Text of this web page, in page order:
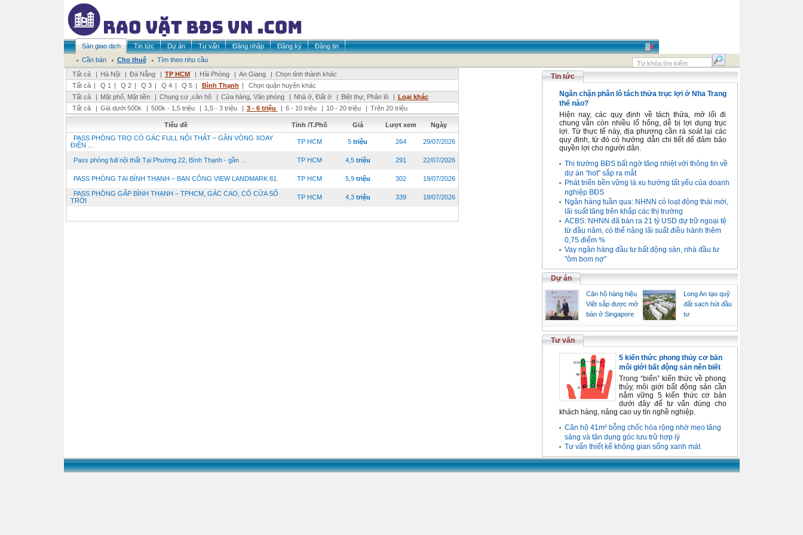
Sàn giao dịch Tin tức Dự án Tư vấn Đăng nhập Đăng ký
Đăng tin
Cần bán
Cho thuê
Tìm theo nhu cầu
Tất cả
| Hà Nội | Đà Nẵng | TP HCM | Hải Phòng | An Giang | Chọn tỉnh thành khác
Tất cả | Q 1 | Q 2 | Q 3 | Q 4 | Q 5 | Bình Thạnh |
Chọn quận huyện khác
Tất cả
| Mặt phố, Mặt tiền | Chung cư ,căn hộ | Cửa hàng, Văn phòng | Nhà ở, Đất ở | Biệt thự, Phân lô | Loại khác
Tất cả
| Giá dưới 500k | 500k - 1,5 triệu | 1,5 - 3 triệu | 3 - 6 triệu | 6 - 10 triệu | 10 - 20 triệu | Trên 20 triệu
Tiêu đề Tỉnh /T.Phố Giá Lượt xem
Ngày
PASS PHÒNG TRỌ CÓ GÁC FULL NỘI THẤT – GẦN VÒNG XOAY
ĐIỆN ...
TP HCM 5 triệu 264 29/07/2026
Pass phòng full nội thất Tại Phường 22, Bình Thạnh - gần ... TP HCM 4,5 triệu 291 22/07/2026
PASS PHÒNG TẠI BÌNH THẠNH – BAN CÔNG VIEW LANDMARK 81. TP HCM 5,9 triệu 302 19/07/2026
PASS PHÒNG GẤP BÌNH THẠNH – TPHCM, GÁC CAO, CÓ CỬA SỔ
TRỜI
TP HCM 4,3 triệu 339 18/07/2026
Tin tức
Ngăn chặn phân lô tách thửa trục lợi ở Nha Trang
thế nào?
Hiện nay, các quy định về tách thửa, mở lối đi
chung vẫn còn nhiều lổ hổng, dễ bị lợi dụng trục
lợi. Từ thực tế này, địa phương cần rà soát lại các
quy định, từ đó có hướng dẫn chi tiết để đảm bảo
quyền lợi cho người dân.
Thị trường BĐS bất ngờ tăng nhiệt với thông tin về
dự án “hot” sắp ra mắt
Phát triển bền vững là xu hướng tất yếu của doanh
nghiệp BĐS
Ngân hàng tuần qua: NHNN có loạt động thái mới,
lãi suất tăng trên khắp các thị trường
ACBS: NHNN đã bán ra 21 tỷ USD dự trữ ngoại tệ
từ đầu năm, có thể nâng lãi suất điều hành thêm
0,75 điểm %
Vay ngân hàng đầu tư bất động sản, nhà đầu tư
"ôm bom nợ"
Dự án
Căn hộ hàng hiệu
Việt sắp được mở
bán ở Singapore
Long An tạo quỹ
đất sạch hút đầu
tư
Tư vấn
5 kiến thức phong thủy cơ bản
môi giới bất động sản nên biết
Trong “biển” kiến thức về phong
thủy, môi giới bất động sản cần
nắm vững 5 kiến thức cơ bản
dưới đây để tư vấn đúng cho
khách hàng, nâng cao uy tín nghề nghiệp.
Căn hộ 41m² bỗng chốc hóa rộng nhờ mẹo tăng
sáng và tận dụng góc lưu trữ hợp lý
Tư vấn thiết kế không gian sống xanh mát